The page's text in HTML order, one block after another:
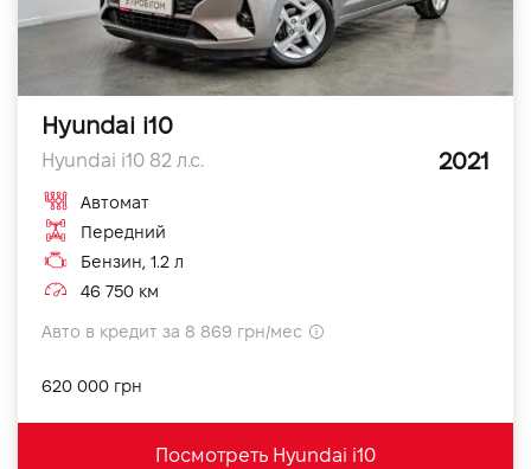
Hyundai i10
Hyundai i10 82 л.с. 2021
Автомат
Передний
Бензин, 1.2 л
46 750 км
Авто в кредит за 8 869 грн/мес
620 000 грн
Посмотреть Hyundai i10